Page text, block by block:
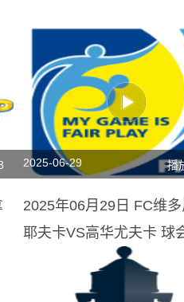
2025-06-29 播
2025年06月29日 FC维
耶夫卡VS高华尤夫卡 球